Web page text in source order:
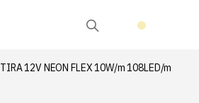
TIRA 12V NEON FLEX 10W/m 108LED/m